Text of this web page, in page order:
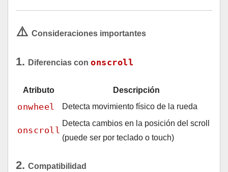
⚠️ Consideraciones importantes
1. Diferencias con onscroll
Atributo Descripción
onwheel Detecta movimiento físico de la rueda
onscroll
Detecta cambios en la posición del scroll
(puede ser por teclado o touch)
2. Compatibilidad